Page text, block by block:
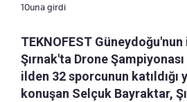
10una girdi
TEKNOFEST
Şırnak'ta Drone Şampiyonası
ilden 32 sporcunun katıldığı
konuşan Selçuk Bayraktar,